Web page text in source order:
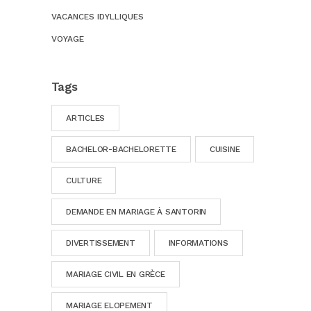
VACANCES IDYLLIQUES
VOYAGE
Tags
ARTICLES
BACHELOR-BACHELORETTE CUISINE
CULTURE
DEMANDE EN MARIAGE À SANTORIN
DIVERTISSEMENT INFORMATIONS
MARIAGE CIVIL EN GRÈCE
MARIAGE ELOPEMENT